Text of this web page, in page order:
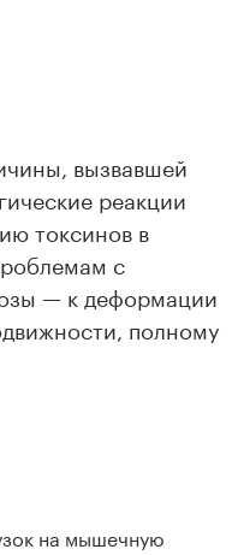
вызвавшей
реакции
токсинов в
с
— к деформации
полному
на мышечную